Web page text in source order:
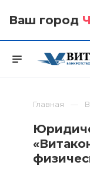
Ваш город
Главная